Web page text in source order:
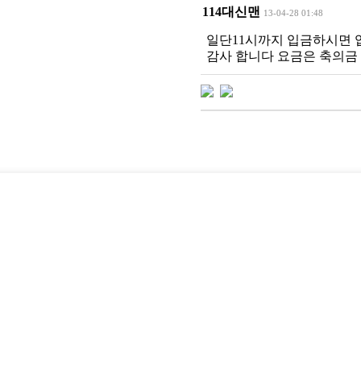
114대신맨 13-04-28 01:48
일단11시까지 입금하시면
감사 합니다 요금은 축의금